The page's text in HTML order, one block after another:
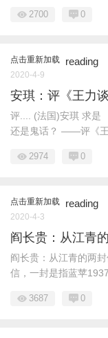
2700 0
点击重新加载 reading
2020-4-9
安琪：评《王力
评.... (法国)安琪 求是
还是鬼话？ ——评《王
2974 0
点击重新加载 reading
2020-4-3
阎长贵：从江青
阎长贵：从江青的两
信，一封是指蓝苹
3687 0